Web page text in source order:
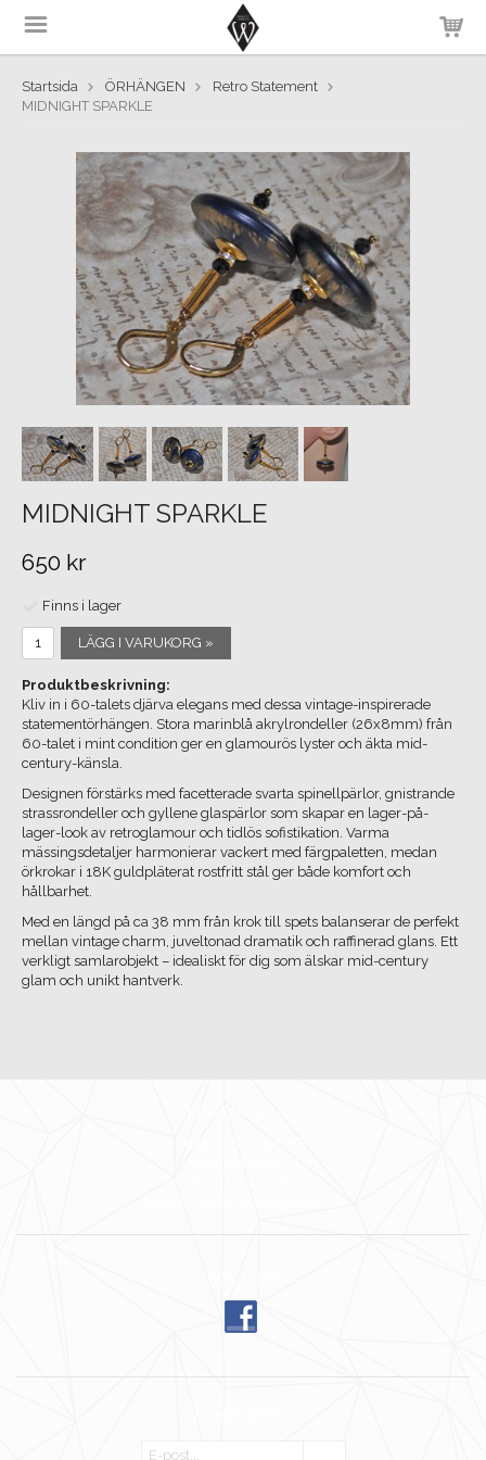
Startsida ÖRHÄNGEN
Retro Statement
MIDNIGHT SPARKLE
MIDNIGHT SPARKLE
650 kr
Finns i lager
LÄGG I VARUKORG »
Produktbeskrivning:
Kliv in i 60-talets djärva elegans med dessa vintage-inspirerade
statementörhängen. Stora marinblå akrylrondeller (26x8mm) från
60-talet i mint condition ger en glamourös lyster och äkta mid-
century-känsla.
Designen förstärks med facetterade svarta spinellpärlor, gnistrande
strassrondeller och gyllene glaspärlor som skapar en lager-på-
lager-look av retroglamour och tidlös sofistikation. Varma
mässingsdetaljer harmonierar vackert med färgpaletten, medan
örkrokar i 18K guldpläterat rostfritt stål ger både komfort och
hållbarhet.
Med en längd på ca 38 mm från krok till spets balanserar de perfekt
mellan vintage charm, juveltonad dramatik och raffinerad glans. Ett
verkligt samlarobjekt – idealiskt för dig som älskar mid-century
glam och unikt hantverk.